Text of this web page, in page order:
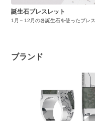
誕生石ブレスレット
1月～12月の各誕生石を使ったブレス
ブランド